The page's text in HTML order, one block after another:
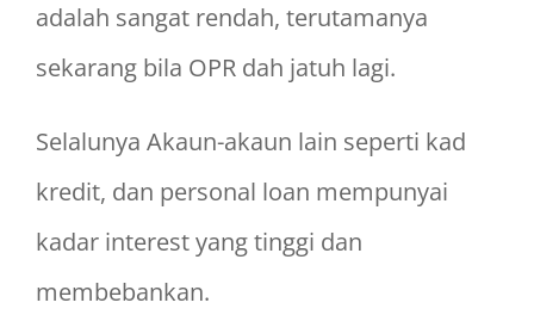
adalah sangat rendah, terutamanya
sekarang bila OPR dah jatuh lagi.
Selalunya Akaun-akaun lain seperti kad
kredit, dan personal loan mempunyai
kadar interest yang tinggi dan
membebankan.